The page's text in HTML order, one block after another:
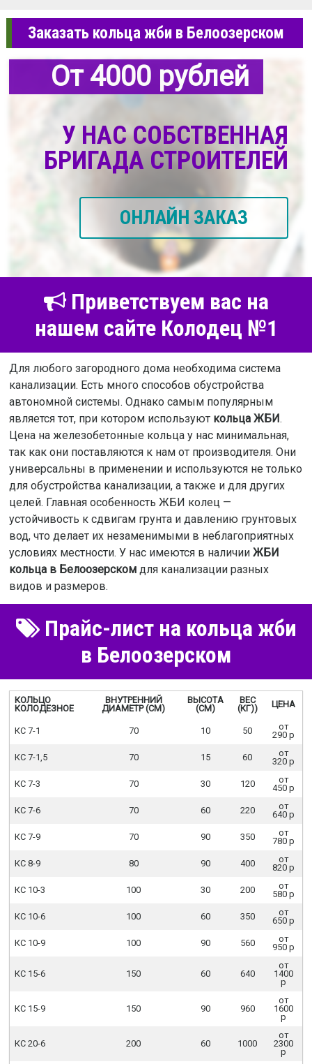
Заказать кольца жби в Белоозерском
От 4000 рублей
У НАС СОБСТВЕННАЯ
БРИГАДА СТРОИТЕЛЕЙ
ОНЛАЙН ЗАКАЗ
Приветствуем вас на
нашем сайте Колодец №1
Для любого загородного дома необходима система
канализации. Есть много способов обустройства
автономной системы. Однако самым популярным
является тот, при котором используют кольца ЖБИ.
Цена на железобетонные кольца у нас минимальная,
так как они поставляются к нам от производителя. Они
универсальны в применении и используются не только
для обустройства канализации, а также и для других
целей. Главная особенность ЖБИ колец —
устойчивость к сдвигам грунта и давлению грунтовых
вод, что делает их незаменимыми в неблагоприятных
условиях местности. У нас имеются в наличии ЖБИ
кольца в Белоозерскомдля канализации разных
видов и размеров.
Прайс-лист на кольца жби
в Белоозерском
КОЛЬЦО
КОЛОДЕЗНОЕ
ВНУТРЕННИЙ
ДИАМЕТР (СМ)
ВЫСОТА
(СМ)
ВЕС
(КГ))
ЦЕНА
КС 7-1 70 10 50
от
290 р
КС 7-1,5 70 15 60
от
320 р
КС 7-3 70 30 120
от
450 р
КС 7-6 70 60 220
от
640 р
КС 7-9 70 90 350
от
780 р
КС 8-9 80 90 400
от
820 р
КС 10-3 100 30 200
от
580 р
КС 10-6 100 60 350
от
650 р
КС 10-9 100 90 560
от
950 р
КС 15-6 150 60 640
от
1400
р
КС 15-9 150 90 960
от
1600
р
КС 20-6 200 60 1000
от
2300
р